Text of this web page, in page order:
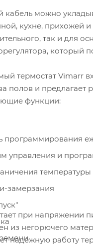
кабель можно
кухне, прихожей
так и для
который
термостат Vimarr
полов и
функции:
программирования
управления и
температуры
замерзания
при напряжении
из негорючего
надежную работу